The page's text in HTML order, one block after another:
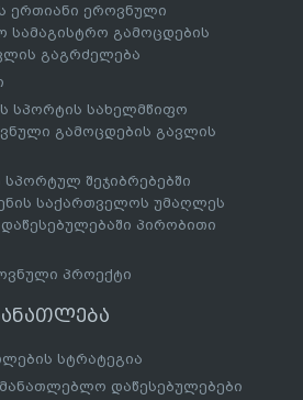
ერთიანი ეროვნული
სამაგისტრო გამოცდების
გაგრძელება
სპორტის სახელმწიფო
გამოცდების გავლის
შეჯიბრებებში
საქართველოს უმაღლეს
პირობითი
პროექტი
სტრატეგია
დაწესებულებები